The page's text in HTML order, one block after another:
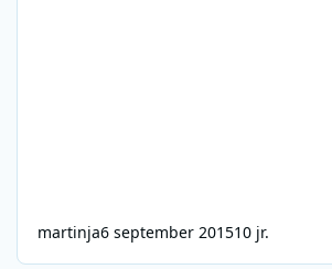
martinja6 september 201510 jr.